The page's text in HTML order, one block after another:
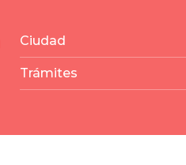
Ciudad
Trámites